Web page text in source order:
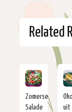
Related
Zomerse
Salade
uit